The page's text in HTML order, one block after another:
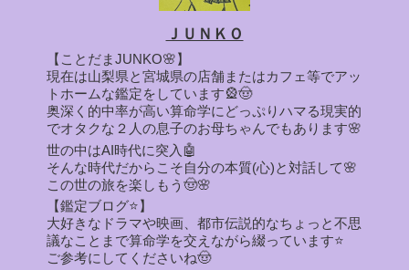
ＪＵＮＫＯ
【ことだまJUNKO🌸】
現在は山梨県と宮城県の店舗またはカフェ等でアッ
トホームな鑑定をしています🎡🤠
奥深く的中率が高い算命学にどっぷりハマる現実的
でオタクな２人の息子のお母ちゃんでもあります🌸
世の中はAI時代に突入🤖
そんな時代だからこそ自分の本質(心)と対話して🌸
この世の旅を楽しもう🤠🌸
【鑑定ブログ⭐】
大好きなドラマや映画、都市伝説的なちょっと不思
議なことまで算命学を交えながら綴っています⭐
ご参考にしてくださいね🤠